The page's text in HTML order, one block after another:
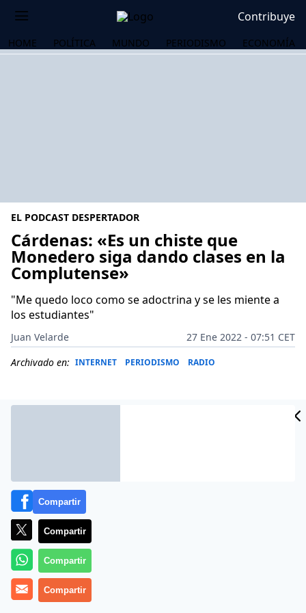
Contribuye
HOME POLÍTICA MUNDO PERIODISMO ECONOMÍA
EL PODCAST DESPERTADOR
Cárdenas: «Es un chiste que
Monedero siga dando clases en la
Complutense»
"Me quedo loco como se adoctrina y se les miente a
los estudiantes"
Juan Velarde
27 Ene 2022 - 07:51 CET
Archivado en: INTERNET PERIODISMO RADIO
Nuevo episodio de
despertador‘Levántate OK’
Compartir
Compartir
Compartir
Compartir